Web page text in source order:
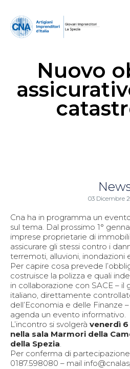
Nuovo
03 Dicembre
Cna ha in programma un
sul tema. Dal prossimo 1°
imprese proprietarie di
assicurare gli stessi contro i
terremoti, alluvioni, inondazioni
Per capire cosa prevede
costruisce la polizza e quali
in collaborazione con SACE – il
italiano, direttamente
dell’Economia e delle Finanze
agenda un evento informativo.
L’incontro si svolgerà venerdì 6
nella sala Marmori della
della Spezia.
Per conferma di
0187.598080 – mail